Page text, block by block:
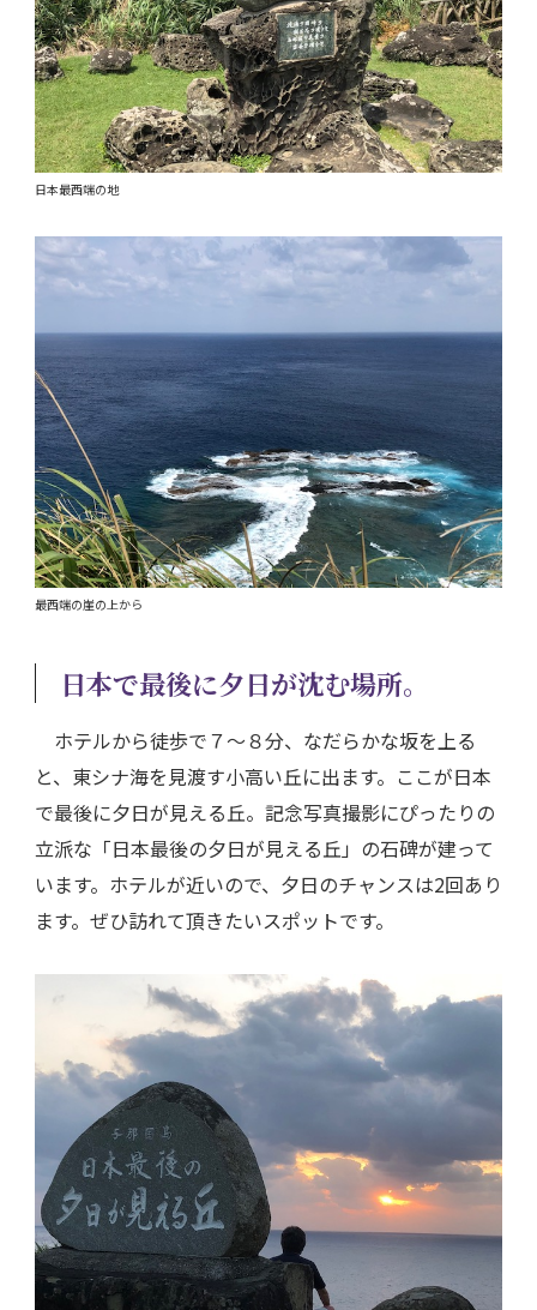
日本最西端の地
最西端の崖の上から
日本で最後に夕日が沈む場所。
ホテルから徒歩で７～８分、なだらかな坂を上る
と、東シナ海を見渡す小高い丘に出ます。ここが日本
で最後に夕日が見える丘。記念写真撮影にぴったりの
立派な「日本最後の夕日が見える丘」の石碑が建って
います。ホテルが近いので、夕日のチャンスは2回あり
ます。ぜひ訪れて頂きたいスポットです。